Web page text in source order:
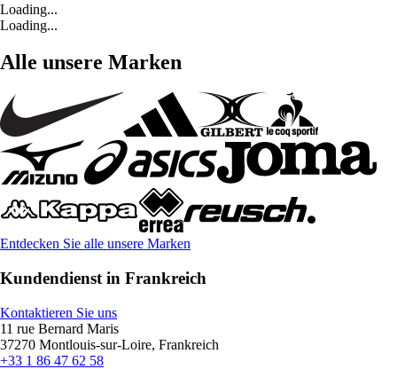
Loading...
Loading...
Alle unsere Marken
Entdecken Sie alle unsere Marken
Kundendienst in Frankreich
Kontaktieren Sie uns
11 rue Bernard Maris
37270 Montlouis-sur-Loire, Frankreich
+33 1 86 47 62 58